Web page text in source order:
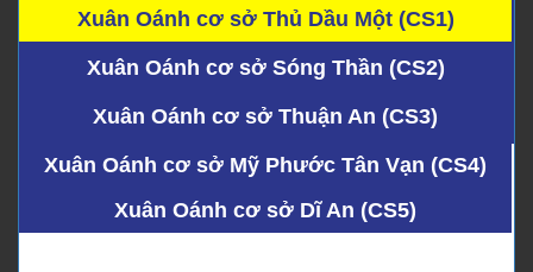
Xuân Oánh cơ sở Thủ Dầu Một (CS1)
Xuân Oánh cơ sở Sóng Thần (CS2)
Xuân Oánh cơ sở Thuận An (CS3)
Xuân Oánh cơ sở Mỹ Phước Tân Vạn (CS4)
Xuân Oánh cơ sở Dĩ An (CS5)